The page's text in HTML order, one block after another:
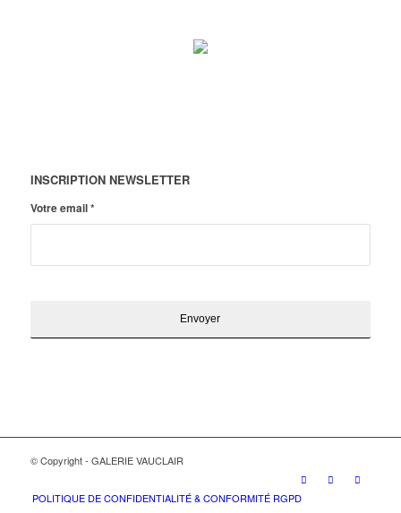
INSCRIPTION NEWSLETTER
Votre email*
© Copyright - GALERIE VAUCLAIR
POLITIQUE DE CONFIDENTIALITÉ & CONFORMITÉ RGPD